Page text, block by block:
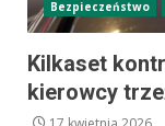
Bezpieczeństwo
Kilkaset
kierowcy